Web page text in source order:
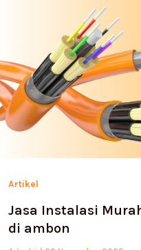
Artikel
Jasa Instalasi
di ambon